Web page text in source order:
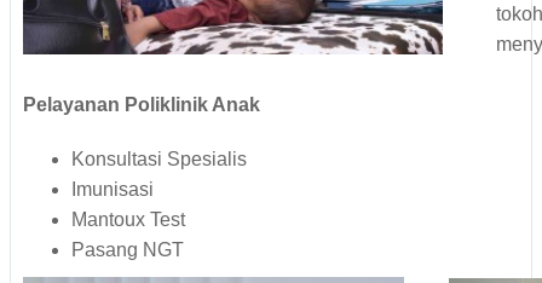
Pelayanan Poliklinik Anak
Konsultasi Spesialis
Imunisasi
Mantoux Test
Pasang NGT